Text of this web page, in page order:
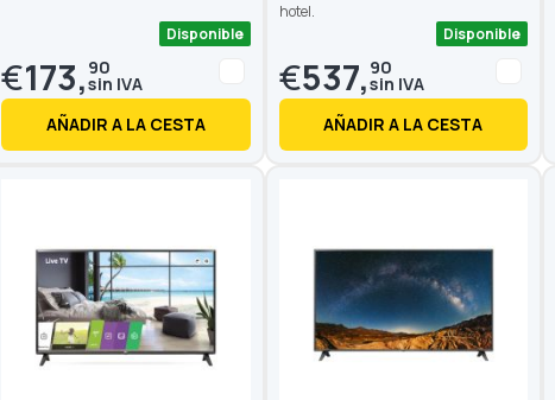
Disponible
€173, 90
AÑADIR A LA CESTA
hotel.
Disponible
€537, 90
AÑADIR A LA CESTA